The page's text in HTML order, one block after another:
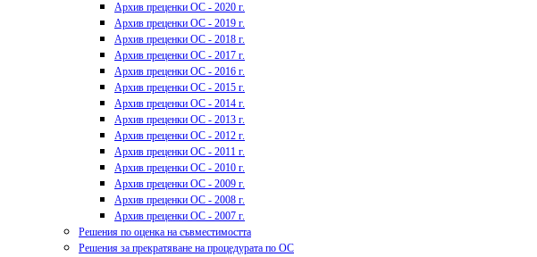
Архив преценки ОС - 2020 г.
Архив преценки ОС - 2019 г.
Архив преценки ОС - 2018 г.
Архив преценки ОС - 2017 г.
Архив преценки ОС - 2016 г.
Архив преценки ОС - 2015 г.
Архив преценки ОС - 2014 г.
Архив преценки ОС - 2013 г.
Архив преценки ОС - 2012 г.
Архив преценки ОС - 2011 г.
Архив преценки ОС - 2010 г.
Архив преценки ОС - 2009 г.
Архив преценки ОС - 2008 г.
Архив преценки ОС - 2007 г.
Решения по оценка на съвместимостта
Решения за прекратяване на процедурата по ОС